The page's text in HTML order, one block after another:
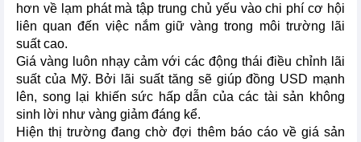
hơn về lạm phát mà tập trung chủ yếu vào chi phí cơ hội
liên quan đến việc nắm giữ vàng trong môi trường lãi
suất cao.
Giá vàng luôn nhạy cảm với các động thái điều chỉnh lãi
suất của Mỹ. Bởi lãi suất tăng sẽ giúp đồng USD mạnh
lên, song lại khiến sức hấp dẫn của các tài sản không
sinh lời như vàng giảm đáng kể.
Hiện thị trường đang chờ đợi thêm báo cáo về giá sản